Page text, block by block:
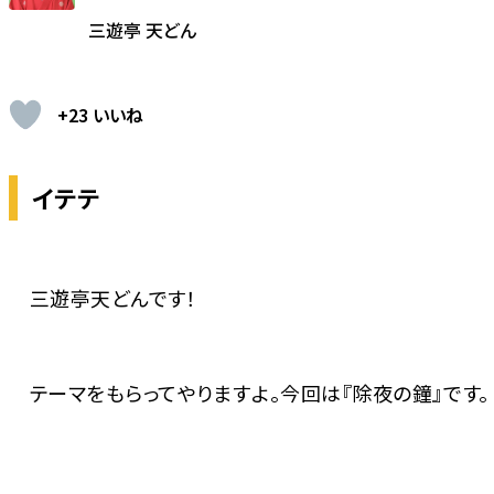
三遊亭 天どん
+23 いいね
イテテ
三遊亭天どんです！
テーマをもらってやりますよ。今回は『除夜の鐘』です。